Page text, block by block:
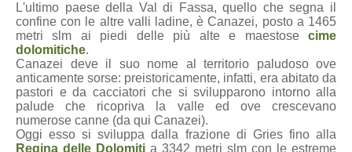
L'ultimo paese della Val di Fassa, quello che segna il
confine con le altre valli ladine, è Canazei, posto a 1465
metri slm ai piedi delle più alte e maestose cime
dolomitiche.
Canazei deve il suo nome al territorio paludoso ove
anticamente sorse: preistoricamente, infatti, era abitato da
pastori e da cacciatori che si svilupparono intorno alla
palude che ricopriva la valle ed ove crescevano
numerose canne (da qui Canazei).
Oggi esso si sviluppa dalla frazione di Gries fino alla
Regina delle Dolomiti a 3342 metri slm con le estreme